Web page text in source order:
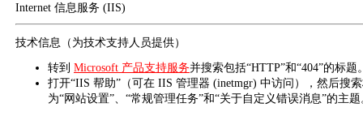
Internet 信息服务 (IIS)
技术信息（为技术支持人员提供）
转到 Microsoft 产品支持服务并搜索包括“HTTP”和“404”的标题
打开“IIS 帮助”（可在 IIS 管理器 (inetmgr) 中访问），然后搜
为“网站设置”、“常规管理任务”和“关于自定义错误消息”的主题